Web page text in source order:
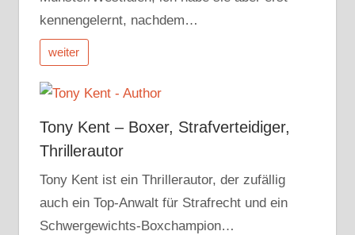
kennengelernt, nachdem…
weiter
Tony Kent – Boxer, Strafverteidiger,
Thrillerautor
Tony Kent ist ein Thrillerautor, der zufällig
auch ein Top-Anwalt für Strafrecht und ein
Schwergewichts-Boxchampion…